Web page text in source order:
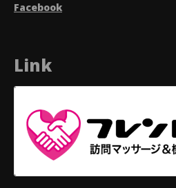
Facebook
Link